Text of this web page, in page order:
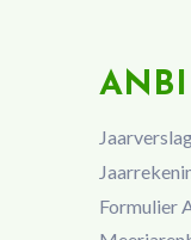
ANBI
Formulier